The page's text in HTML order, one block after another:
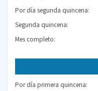
Por día segunda quincena:
Segunda quincena:
Mes completo:
Por día primera quincena: